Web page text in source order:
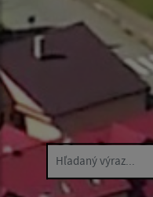
Hľadaný výraz...